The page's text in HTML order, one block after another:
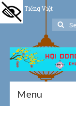
Tiếng Việt
Search
Menu